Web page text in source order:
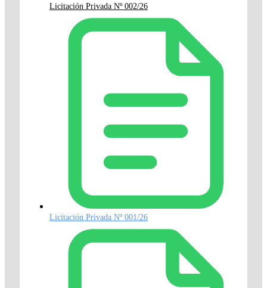
Licitación Privada Nº 002/26
Licitación Privada Nº 001/26